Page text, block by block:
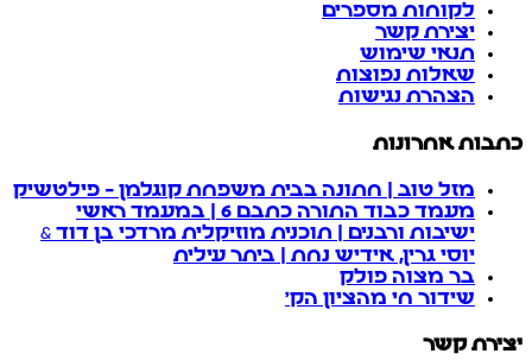
לקוחות מספרים
יצירת קשר
תנאי שימוש
שאלות נפוצות
הצהרת נגישות
כתבות אחרונות
מזל טוב | חתונה בבית משפחת קוגלמן - פילטשיק
מעמד כבוד התורה כתבם 6 | במעמד ראשי
ישיבות ורבנים | תוכנית מוזיקלית מרדכי בן דוד &
יוסי גרין, אידיש נחת | ביתר עילית
בר מצוה פולק
שידור חי מהציון הק'
יצירת קשר